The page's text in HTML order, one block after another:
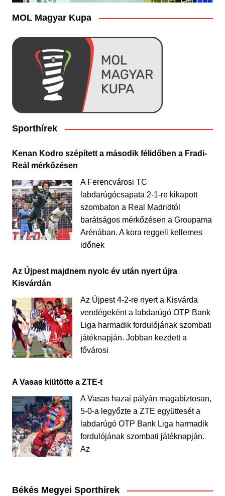
MOL Magyar Kupa
Sporthírek
Kenan Kodro szépített a második félidőben a Fradi-
Reál mérkőzésen
A Ferencvárosi TC
labdarúgócsapata 2-1-re kikapott
szombaton a Real Madridtól
barátságos mérkőzésen a Groupama
Arénában. A kora reggeli kellemes
időnek
Az Újpest majdnem nyolc év után nyert újra
Kisvárdán
Az Újpest 4-2-re nyert a Kisvárda
vendégeként a labdarúgó OTP Bank
Liga harmadik fordulójának szombati
játéknapján. Jobban kezdett a
fővárosi
A Vasas kiütötte a ZTE-t
A Vasas hazai pályán magabiztosan,
5-0-a legyőzte a ZTE együttesét a
labdarúgó OTP Bank Liga harmadik
fordulójának szombati játéknapján.
Az
Békés Megyei Sporthírek